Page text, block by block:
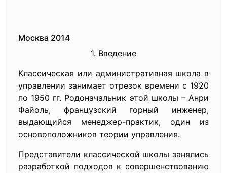
Москва 2014
1. Введение
Классическая или административная школа в
управлении занимает отрезок времени с 1920
по 1950 гг. Родоначальник этой школы – Анри
Файоль, французский горный инженер,
выдающийся менеджер-практик, один из
основоположников теории управления.
Представители классической школы занялись
разработкой подходов к совершенствованию